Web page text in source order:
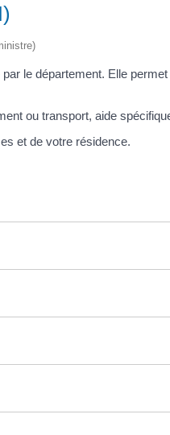
le département. Elle
ou transport, aide
et de votre résidence.